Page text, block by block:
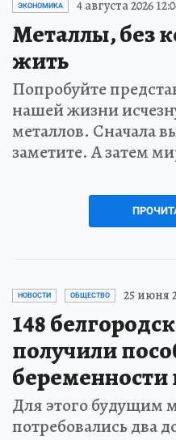
ЭКОНОМИКА 4 августа 2026
Металлы, без
жить
Попробуйте
нашей жизни
металлов. Сначала
заметите. А затем
НОВОСТИ ОБЩЕСТВО 25 июня
148
получили
Для этого будущим
потребовались два